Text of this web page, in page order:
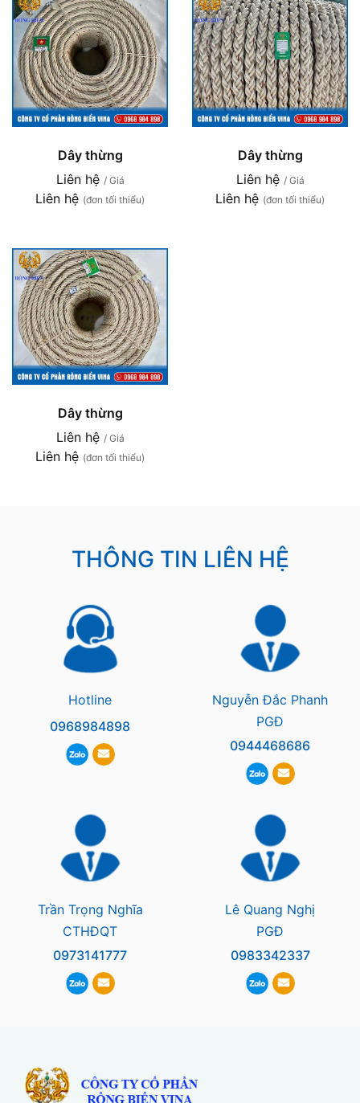
Dây thừng
Liên hệ / Giá
Liên hệ (đơn tối thiểu)
Dây thừng
Liên hệ / Giá
Liên hệ (đơn tối thiểu)
Dây thừng
Liên hệ / Giá
Liên hệ (đơn tối thiểu)
THÔNG TIN LIÊN HỆ
Hotline
0968984898
Nguyễn Đắc Phanh
PGĐ
0944468686
Trần Trọng Nghĩa
CTHĐQT
0973141777
Lê Quang Nghị
PGĐ
0983342337